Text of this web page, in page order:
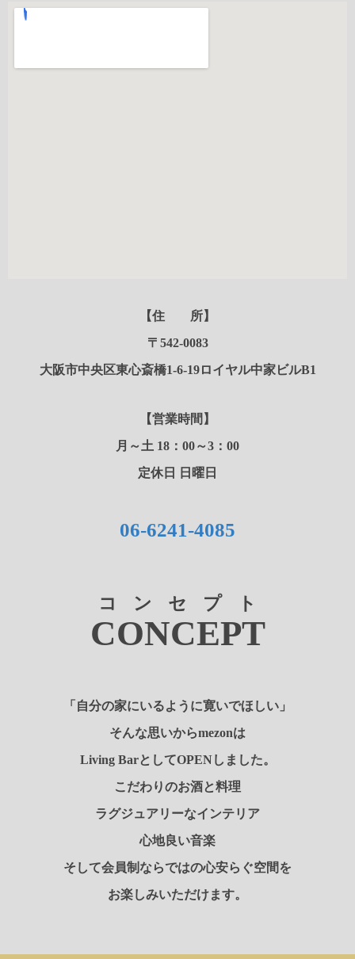
【住 所】
〒542-0083
大阪市中央区東心斎橋1-6-19ロイヤル中家ビルB1
【営業時間】
月～土 18：00～3：00
定休日 日曜日
06-6241-4085
CONCEPT
コンセプト
「自分の家にいるように寛いでほしい」
そんな思いからmezonは
Living BarとしてOPENしました。
こだわりのお酒と料理
ラグジュアリーなインテリア
心地良い音楽
そして会員制ならではの心安らぐ空間を
お楽しみいただけます。